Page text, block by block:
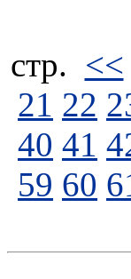
стp. <<
21 22
40 41
59 60